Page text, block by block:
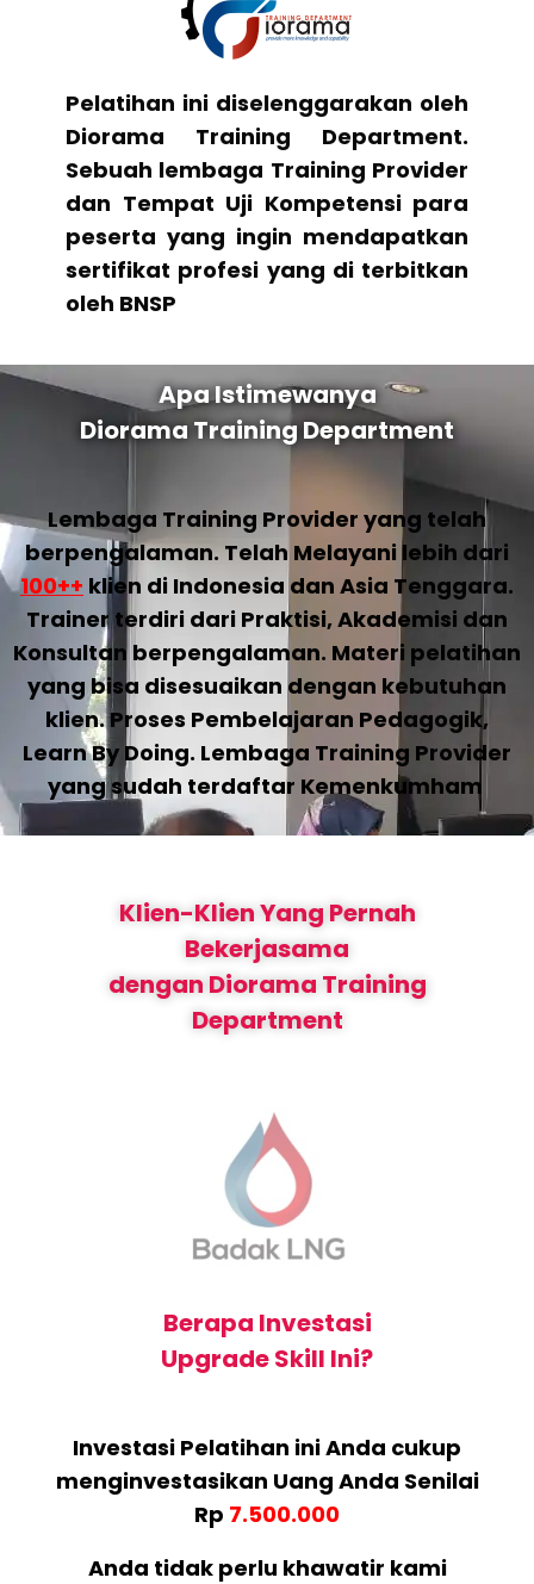
Pelatihan ini diselenggarakan oleh
Diorama Training Department.
Sebuah lembaga Training Provider
dan Tempat Uji Kompetensi para
peserta yang ingin mendapatkan
sertifikat profesi yang di terbitkan
oleh BNSP
Apa Istimewanya
Diorama Training Department
Lembaga Training Provider yang telah
berpengalaman. Telah Melayani lebih dari
100++ klien di Indonesia dan Asia Tenggara.
Trainer terdiri dari Praktisi, Akademisi dan
Konsultan berpengalaman. Materi pelatihan
yang bisa disesuaikan dengan kebutuhan
klien. Proses Pembelajaran Pedagogik,
Learn By Doing. Lembaga Training Provider
yang sudah terdaftar Kemenkumham
Klien-Klien Yang Pernah
Bekerjasama
dengan Diorama Training
Department
Berapa Investasi
Upgrade Skill Ini?
Investasi Pelatihan ini Anda cukup
menginvestasikan Uang Anda Senilai
Rp 7.500.000
Anda tidak perlu khawatir kami